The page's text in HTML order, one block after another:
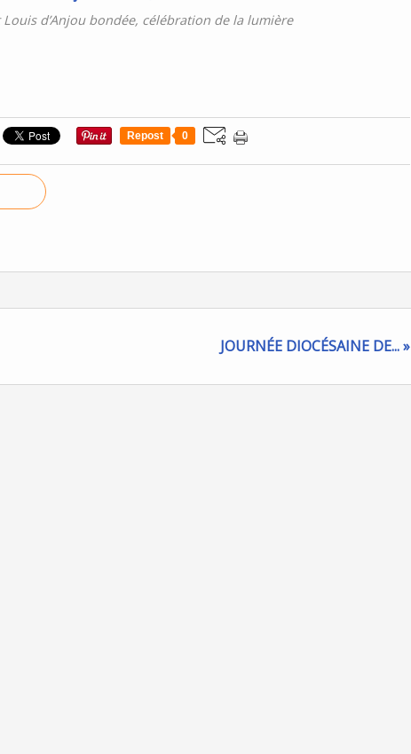
Louis d’Anjou bondée, célébration de la lumière
Repost 0
JOURNÉE DIOCÉSAINE DE... »